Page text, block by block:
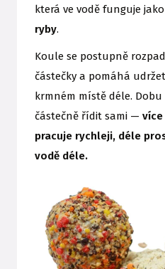
která ve vodě funguje jako
ryby.
Koule se postupně
částečky a pomáhá
krmném místě déle.
částečně řídit sami —
pracuje rychleji, déle
vodě déle.